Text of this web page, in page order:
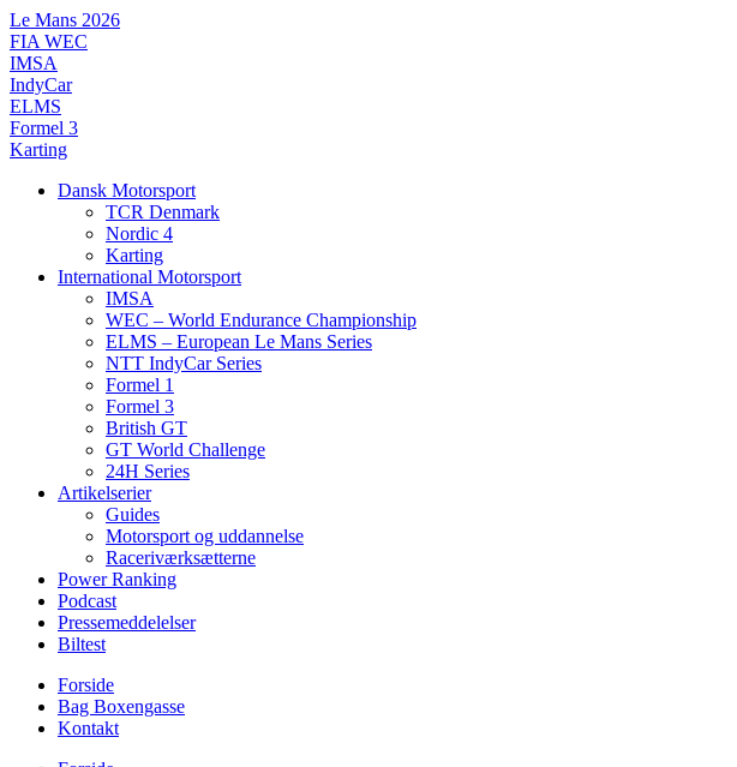
Videre
til
indhold
Le Mans 2026
FIA WEC
IMSA
IndyCar
ELMS
Formel 3
Karting
Dansk Motorsport
TCR Denmark
Nordic 4
Karting
International Motorsport
IMSA
WEC – World Endurance Championship
ELMS – European Le Mans Series
NTT IndyCar Series
Formel 1
Formel 3
British GT
GT World Challenge
24H Series
Artikelserier
Guides
Motorsport og uddannelse
Raceriværksætterne
Power Ranking
Podcast
Pressemeddelelser
Biltest
Forside
Bag Boxengasse
Kontakt